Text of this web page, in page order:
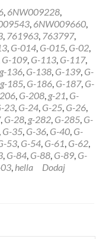
about
REGENERACJA
STEROWNIK
HELLA
GARRETT
6NW009228
Rzeszów
, 6NW009228,
, 6NW009660,
, 761963, 763797,
, G-014, G-015, G-02,
G-109, G-113, G-117,
g-136, G-138, G-139, G-
g-185, G-186, G-187, G-
, G-208, g-21, G-
23, G-24, G-25, G-26,
, G-28, g-282, G-285, G-
, G-35, G-36, G-40, G-
53, G-54, G-61, G-62,
, G-84, G-88, G-89, G-
, hella
Dodaj